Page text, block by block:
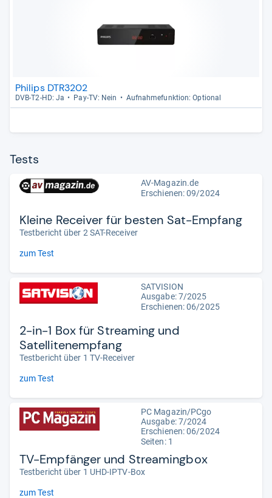
Philips DTR3202
DVB-​T2-​HD: Ja Pay-​TV: Nein Auf­nah­me­funk­tion: Optio­nal
Tests
AV-Magazin.de
Erschienen: 09/2024
Kleine Receiver für besten Sat-Empfang
Testbericht über 2 SAT-Receiver
zum Test
SATVISION
Ausgabe: 7/2025
Erschienen: 06/2025
2-in-1 Box für Streaming und
Satellitenempfang
Testbericht über 1 TV-Receiver
zum Test
PC Magazin/PCgo
Ausgabe: 7/2024
Erschienen: 06/2024
Seiten: 1
TV-Empfänger und Streamingbox
Testbericht über 1 UHD-IPTV-Box
zum Test